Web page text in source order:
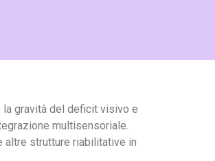
la gravità del deficit visivo e
multisensoriale.
altre strutture riabilitative in